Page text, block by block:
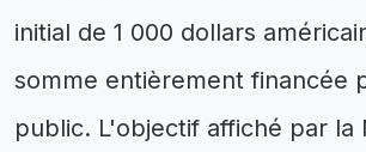
initial de 1 000 dollars
somme entièrement financée
public. L'objectif affiché par la